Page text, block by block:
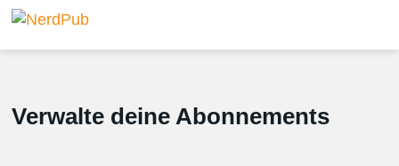
Verwalte deine Abonnements